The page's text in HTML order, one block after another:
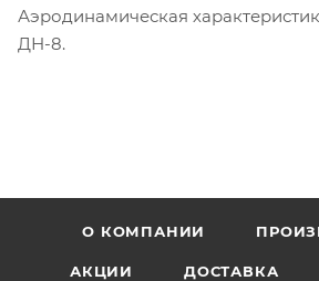
Аэродинамическая
ДН-8.
О КОМПАНИИ
АКЦИИ ДОСТАВКА